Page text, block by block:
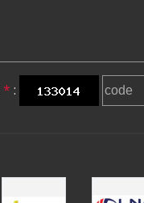
* :